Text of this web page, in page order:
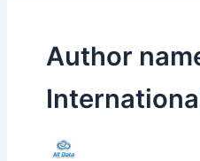
Author